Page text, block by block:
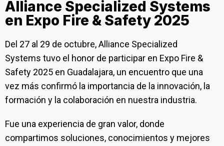
Alliance Specialized Systems
en Expo Fire & Safety 2025
Del 27 al 29 de octubre, Alliance Specialized
Systems tuvo el honor de participar en Expo Fire &
Safety 2025 en Guadalajara, un encuentro que una
vez más confirmó la importancia de la innovación, la
formación y la colaboración en nuestra industria.
Fue una experiencia de gran valor, donde
compartimos soluciones, conocimientos y mejores